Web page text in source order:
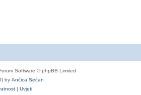
Software © phpBB Limited
by Ančica Sečan
| Uvjeti